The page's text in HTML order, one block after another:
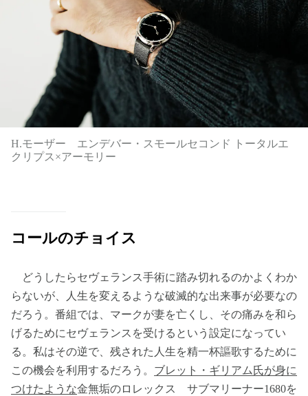
H.モーザー エンデバー・スモールセコンド トータルエ
クリプス×アーモリー
コールのチョイス
どうしたらセヴェランス手術に踏み切れるのかよくわか
らないが、人生を変えるような破滅的な出来事が必要なの
だろう。番組では、マークが妻を亡くし、その痛みを和ら
げるためにセヴェランスを受けるという設定になってい
る。私はその逆で、残された人生を精一杯謳歌するために
この機会を利用するだろう。 ブレット・ギリアム氏が身に
つけたような金無垢のロレックス サブマリーナー1680を